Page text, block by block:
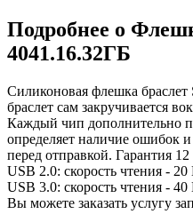
Подробнее о
4041.16.32ГБ
Силиконовая флешка
браслет сам закручивается
Каждый чип дополнительно
определяет наличие ошибок
перед отправкой. Гарантия
USB 2.0: скорость чтения -
USB 3.0: скорость чтения -
Вы можете заказать услугу